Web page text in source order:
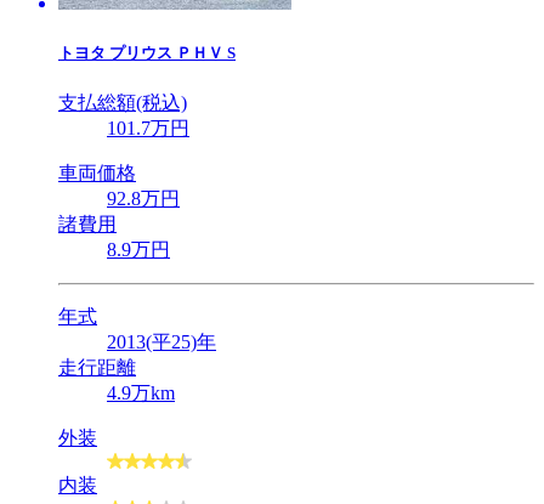
トヨタ プリウス ＰＨＶ S
支払総額(税込)
101 .7万円
車両価格
92.8万円
諸費用
8.9万円
年式
2013(平25)年
走行距離
4.9万km
外装
内装